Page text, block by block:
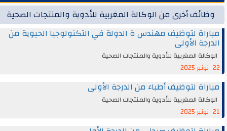
وظائف أخرى من الوكالة المغربية للأدوية والمنتجات الصحية
مباراة لتوظيف مهندس ة الدولة في التكنولوجيا الحيوية من
الدرجة الأولى
الوكالة المغربية للأدوية والمنتجات الصحية
22 نونبر 2025
مباراة لتوظيف أطباء من الدرجة الأولى
الوكالة المغربية للأدوية والمنتجات الصحية
21 نونبر 2025